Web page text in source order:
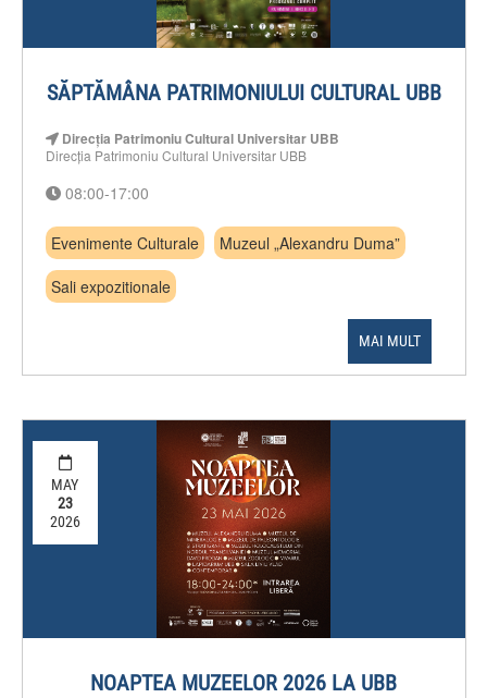
SĂPTĂMÂNA PATRIMONIULUI CULTURAL UBB
Direcția Patrimoniu Cultural Universitar UBB
Direcția Patrimoniu Cultural Universitar UBB
08:00-17:00
Evenimente Culturale
Muzeul „Alexandru Duma”
Sali expozitionale
MAI MULT
MAY
23
2026
NOAPTEA MUZEELOR 2026 LA UBB